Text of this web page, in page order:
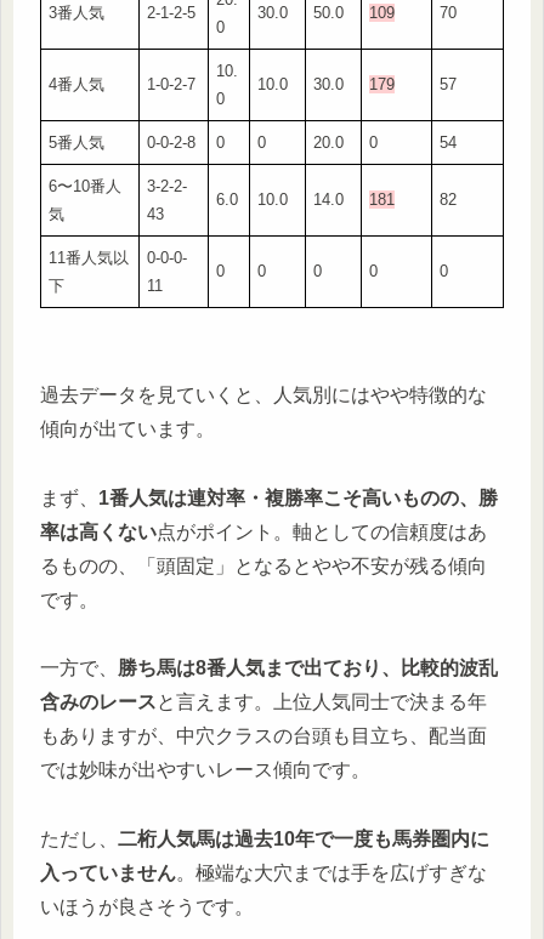
3番人気 2-1-2-5
0
30.0 50.0 109 70
4番人気 1-0-2-7
10.
0
10.0 30.0 179 57
5番人気 0-0-2-8 0 0 20.0 0 54
6〜10番人
気
3-2-2-
43
6.0 10.0 14.0 181 82
11番人気以
下
0-0-0-
11
0 0 0 0 0
過去データを見ていくと、人気別にはやや特徴的な
傾向が出ています。
まず、 1番人気は連対率・複勝率こそ高いものの、勝
率は高くない点がポイント。軸としての信頼度はあ
るものの、「頭固定」となるとやや不安が残る傾向
です。
一方で、 勝ち馬は8番人気まで出ており、比較的波乱
含みのレースと言えます。上位人気同士で決まる年
もありますが、中穴クラスの台頭も目立ち、配当面
では妙味が出やすいレース傾向です。
ただし、 二桁人気馬は過去10年で一度も馬券圏内に
入っていません。極端な大穴までは手を広げすぎな
いほうが良さそうです。